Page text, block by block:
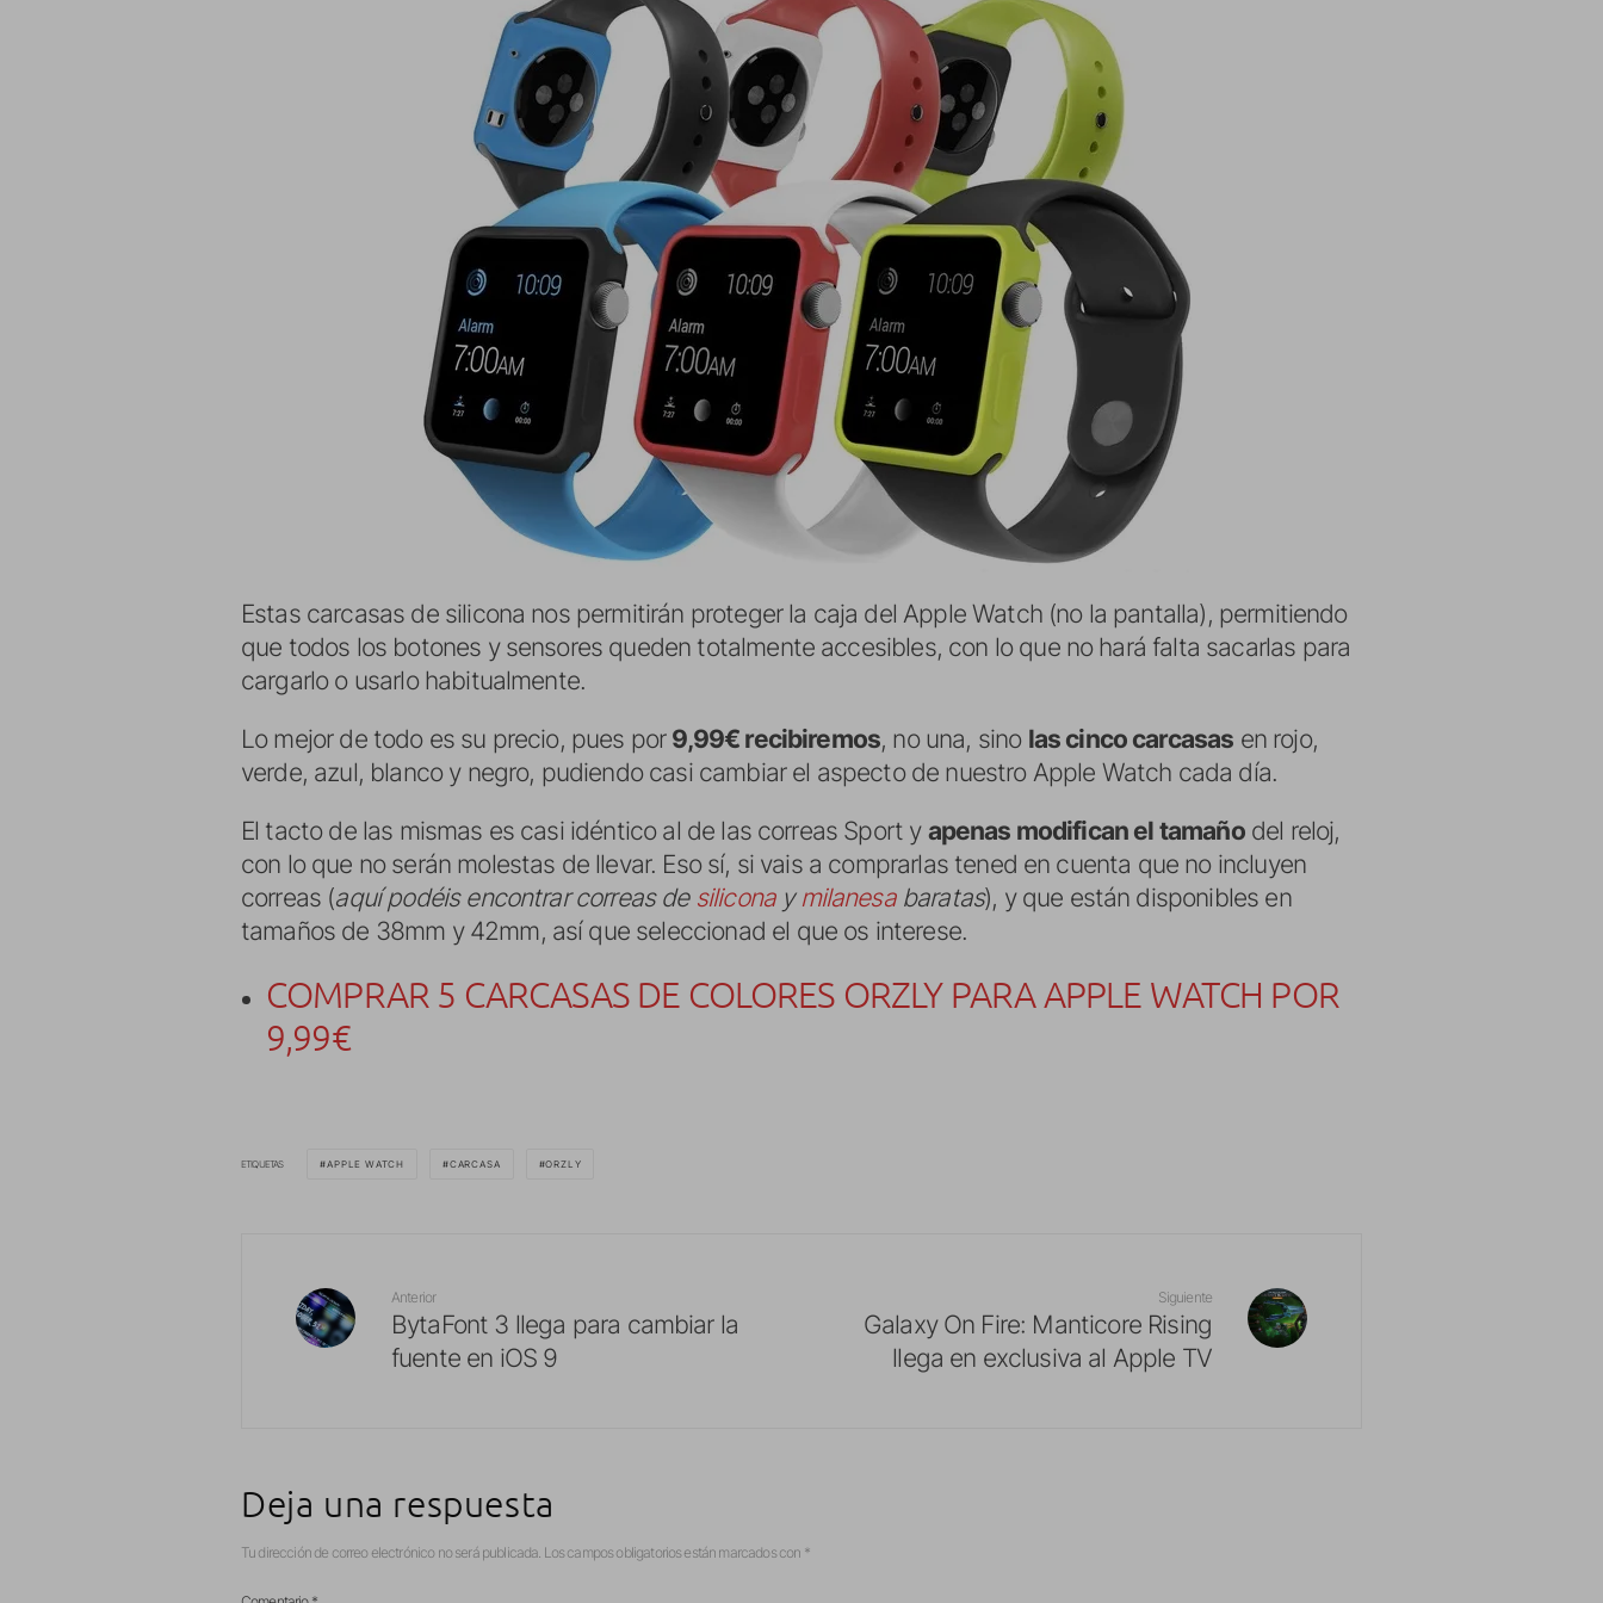
Estas carcasas de silicona nos permitirán proteger la caja del Apple Watch (no la pantalla), permitiendo
que todos los botones y sensores queden totalmente accesibles, con lo que no hará falta sacarlas para
cargarlo o usarlo habitualmente.
Lo mejor de todo es su precio, pues por 9,99€ recibiremos, no una, sino las cinco carcasas en rojo,
verde, azul, blanco y negro, pudiendo casi cambiar el aspecto de nuestro Apple Watch cada día.
El tacto de las mismas es casi idéntico al de las correas Sport y apenas modifican el tamañodel reloj,
con lo que no serán molestas de llevar. Eso sí, si vais a comprarlas tened en cuenta que no incluyen
correas (aquí podéis encontrar correas de siliconay milanesabaratas), y que están disponibles en
tamaños de 38mm y 42mm, así que seleccionad el que os interese.
COMPRAR 5 CARCASAS DE COLORES ORZLY PARA APPLE WATCH POR
9,99€
ETIQUETAS APPLE WATCH CARCASA ORZLY
Anterior
BytaFont 3 llega para cambiar la
fuente en iOS 9
Siguiente
Galaxy On Fire: Manticore Rising
llega en exclusiva al Apple TV
Deja una respuesta
Tu dirección de correo electrónico no será publicada. Los campos obligatorios están marcados con *